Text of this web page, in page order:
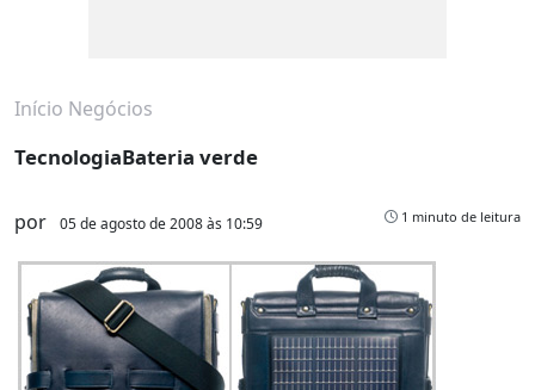
Início Negócios
TecnologiaBateria verde
por 05 de agosto de 2008 às 10:59 1 minuto de leitura